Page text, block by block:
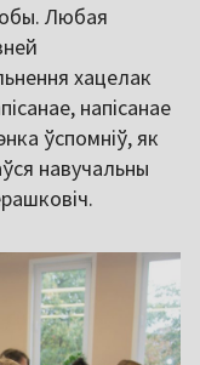
Любая
хацелак
напісанае
ўспомніў, як
навучальны